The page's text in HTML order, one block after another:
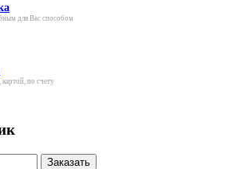
для Вас способом
по счету
Заказать